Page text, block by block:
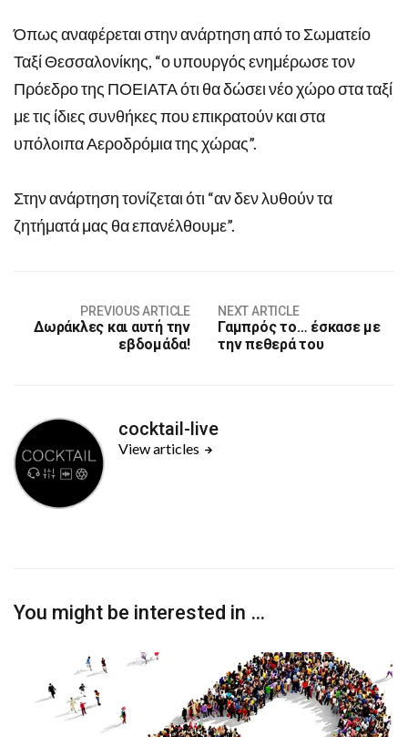
Όπως αναφέρεται στην ανάρτηση από το Σωματείο
Ταξί Θεσσαλονίκης, “ο υπουργός ενημέρωσε τον
Πρόεδρο της ΠΟΕΙΑΤΑ ότι θα δώσει νέο χώρο στα ταξί
με τις ίδιες συνθήκες που επικρατούν και στα
υπόλοιπα Αεροδρόμια της χώρας”.
Στην ανάρτηση τονίζεται ότι “αν δεν λυθούν τα
ζητήματά μας θα επανέλθουμε”.
PREVIOUS ARTICLE
Δωράκλες και αυτή την
εβδομάδα!
NEXT ARTICLE
Γαμπρός το… έσκασε με
την πεθερά του
cocktail-live
View articles
You might be interested in …